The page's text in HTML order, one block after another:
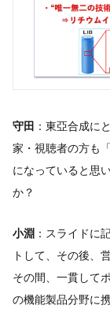
守田 ：東亞合成に
家・視聴者の方も
になっていると思
か？
小淵 ：スライドに
トして、その後、
その間、一貫して
の機能製品分野に